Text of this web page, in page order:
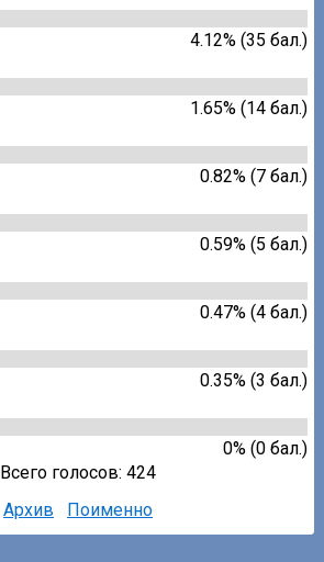
4.12% (35 бал.)
1.65% (14 бал.)
0.82% (7 бал.)
0.59% (5 бал.)
0.47% (4 бал.)
0.35% (3 бал.)
0% (0 бал.)
Всего голосов: 424
Архив
Поименно